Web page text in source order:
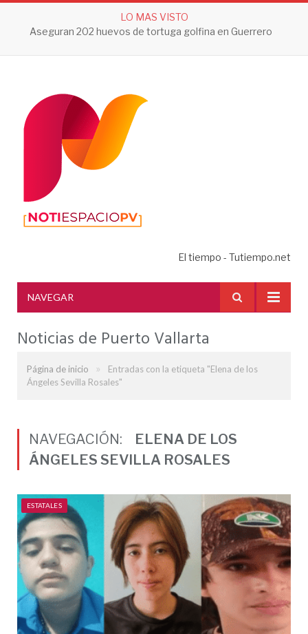
LO MAS VISTO
Aseguran 202 huevos de tortuga golfina en Guerrero
El tiempo - Tutiempo.net
NAVEGAR
Noticias de Puerto Vallarta
Página de inicio »
Entradas con la etiqueta "Elena de los
Ángeles Sevilla Rosales"
NAVEGACIÓN:
ELENA DE LOS
ÁNGELES SEVILLA ROSALES
ESTATALES